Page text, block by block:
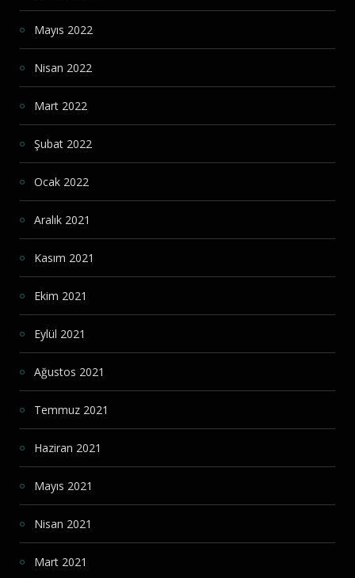
Mayıs 2022
Nisan 2022
Mart 2022
Şubat 2022
Ocak 2022
Aralık 2021
Kasım 2021
Ekim 2021
Eylül 2021
Ağustos 2021
Temmuz 2021
Haziran 2021
Mayıs 2021
Nisan 2021
Mart 2021